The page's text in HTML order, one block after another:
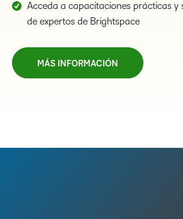
Acceda a capacitaciones prácticas y
de expertos de Brightspace
MÁS INFORMACIÓN